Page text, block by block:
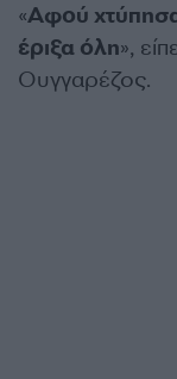
«Αφού
έριξα όλη»,
Ουγγαρέζος.